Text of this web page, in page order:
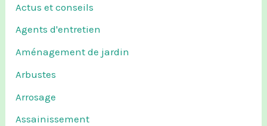
Actus et conseils
Agents d'entretien
Aménagement de jardin
Arbustes
Arrosage
Assainissement